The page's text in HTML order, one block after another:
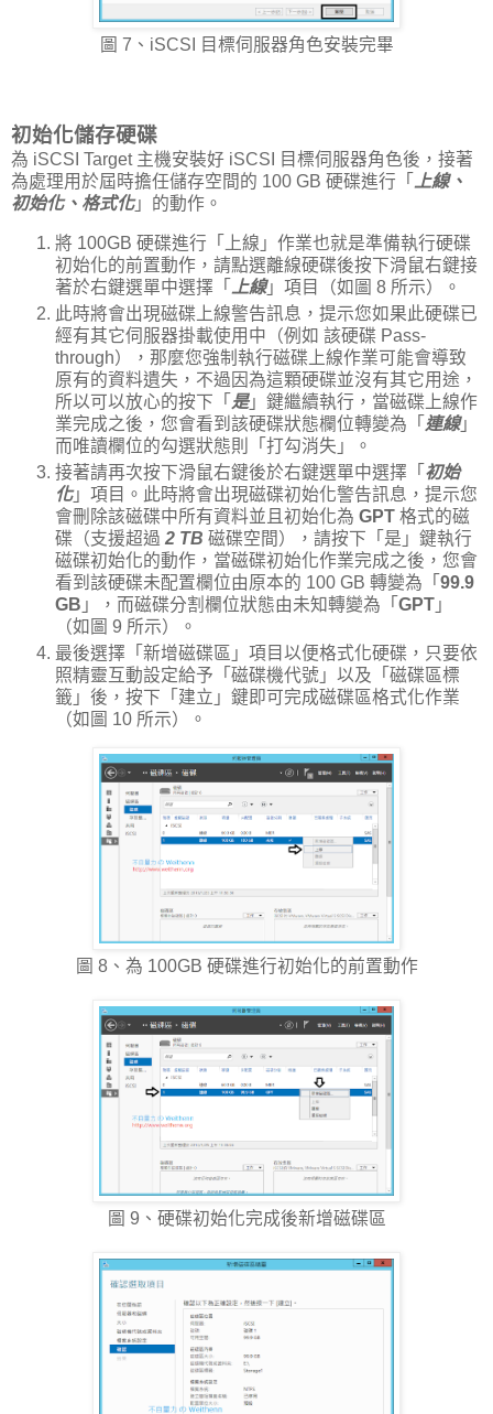
圖 7、iSCSI 目標伺服器角色安裝完畢
初始化儲存硬碟
為 iSCSI Target 主機安裝好 iSCSI 目標伺服器角色後，接著
為處理用於屆時擔任儲存空間的 100 GB 硬碟進行「 上線、
初始化、格式化」的動作。
將 100GB 硬碟進行「上線」作業也就是準備執行硬碟
初始化的前置動作，請點選離線硬碟後按下滑鼠右鍵接
著於右鍵選單中選擇「 上線」項目（如圖 8 所示）。
此時將會出現磁碟上線警告訊息，提示您如果此硬碟已
經有其它伺服器掛載使用中（例如 該硬碟 Pass-
through），那麼您強制執行磁碟上線作業可能會導致
原有的資料遺失，不過因為這顆硬碟並沒有其它用途，
所以可以放心的按下「 是」鍵繼續執行，當磁碟上線作
業完成之後，您會看到該硬碟狀態欄位轉變為「 連線」
而唯讀欄位的勾選狀態則「打勾消失」。
接著請再次按下滑鼠右鍵後於右鍵選單中選擇「 初始
化」項目。此時將會出現磁碟初始化警告訊息，提示您
會刪除該磁碟中所有資料並且初始化為 GPT 格式的磁
碟（支援超過 2 TB 磁碟空間），請按下「是」鍵執行
磁碟初始化的動作，當磁碟初始化作業完成之後，您會
看到該硬碟未配置欄位由原本的 100 GB 轉變為「 99.9
GB 」，而磁碟分割欄位狀態由未知轉變為「 GPT 」
（如圖 9 所示）。
最後選擇「新增磁碟區」項目以便格式化硬碟，只要依
照精靈互動設定給予「磁碟機代號」以及「磁碟區標
籤」後，按下「建立」鍵即可完成磁碟區格式化作業
（如圖 10 所示）。
圖 8、為 100GB 硬碟進行初始化的前置動作
圖 9、硬碟初始化完成後新增磁碟區